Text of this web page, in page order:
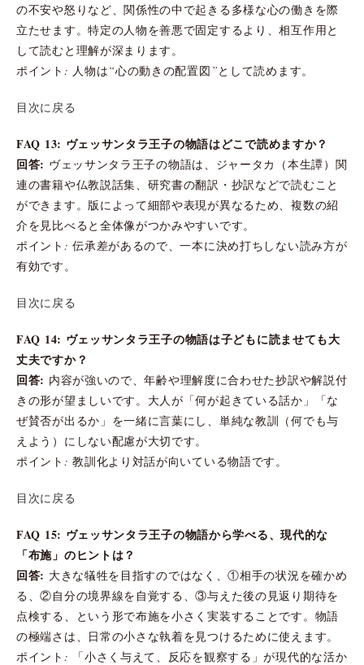
の不安や怒りなど、関係性の中で起きる多様な心の働きを際
立たせます。特定の人物を善悪で固定するより、相互作用と
して読むと理解が深まります。
ポイント: 人物は“心の動きの配置図”として読めます。
目次に戻る
FAQ 13: ヴェッサンタラ王子の物語はどこで読めますか？
回答: ヴェッサンタラ王子の物語は、ジャータカ（本生譚）関
連の書籍や仏教説話集、研究書の翻訳・抄訳などで読むこと
ができます。版によって細部や表現が異なるため、複数の紹
介を見比べると全体像がつかみやすいです。
ポイント: 伝承差があるので、一本に決め打ちしない読み方が
有効です。
目次に戻る
FAQ 14: ヴェッサンタラ王子の物語は子どもに読ませても大
丈夫ですか？
回答: 内容が強いので、年齢や理解度に合わせた抄訳や解説付
きの形が望ましいです。大人が「何が起きている話か」「な
ぜ賛否が出るか」を一緒に言葉にし、単純な教訓（何でも与
えよう）にしない配慮が大切です。
ポイント: 教訓化より対話が向いている物語です。
目次に戻る
FAQ 15: ヴェッサンタラ王子の物語から学べる、現代的な
「布施」のヒントは？
回答: 大きな犠牲を目指すのではなく、①相手の状況を確かめ
る、②自分の境界線を自覚する、③与えた後の見返り期待を
点検する、という形で布施を小さく実装することです。物語
の極端さは、日常の小さな執着を見つけるために使えます。
ポイント: 「小さく与えて、反応を観察する」が現代的な活か